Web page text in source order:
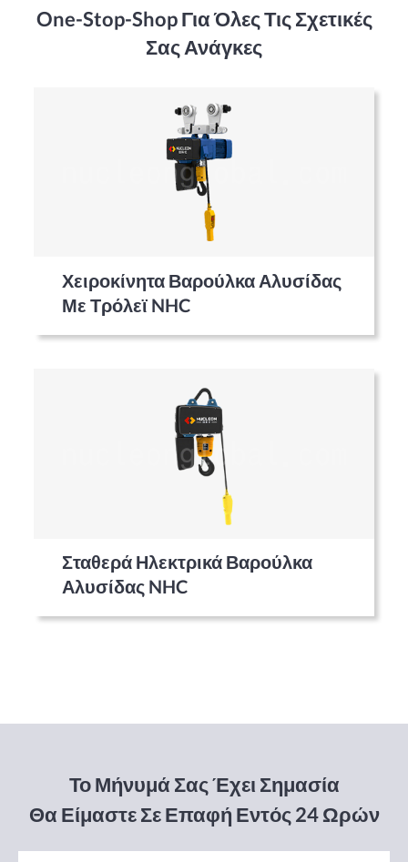
One-Stop-Shop Για Όλες Τις Σχετικές
Σας Ανάγκες
Χειροκίνητα Βαρούλκα Αλυσίδας
Με Τρόλεϊ NHC
Σταθερά Ηλεκτρικά Βαρούλκα
Αλυσίδας NHC
Το Μήνυμά Σας Έχει Σημασία
Θα Είμαστε Σε Επαφή Εντός 24 Ωρών